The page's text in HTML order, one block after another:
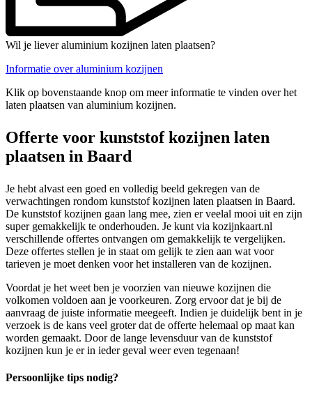
Wil je liever aluminium kozijnen laten plaatsen?
Informatie over aluminium kozijnen
Klik op bovenstaande knop om meer informatie te vinden over het
laten plaatsen van aluminium kozijnen.
Offerte voor kunststof kozijnen laten
plaatsen in Baard
Je hebt alvast een goed en volledig beeld gekregen van de
verwachtingen rondom kunststof kozijnen laten plaatsen in Baard.
De kunststof kozijnen gaan lang mee, zien er veelal mooi uit en zijn
super gemakkelijk te onderhouden. Je kunt via kozijnkaart.nl
verschillende offertes ontvangen om gemakkelijk te vergelijken.
Deze offertes stellen je in staat om gelijk te zien aan wat voor
tarieven je moet denken voor het installeren van de kozijnen.
Voordat je het weet ben je voorzien van nieuwe kozijnen die
volkomen voldoen aan je voorkeuren. Zorg ervoor dat je bij de
aanvraag de juiste informatie meegeeft. Indien je duidelijk bent in je
verzoek is de kans veel groter dat de offerte helemaal op maat kan
worden gemaakt. Door de lange levensduur van de kunststof
kozijnen kun je er in ieder geval weer even tegenaan!
Persoonlijke tips nodig?